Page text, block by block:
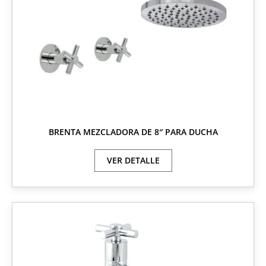
BRENTA MEZCLADORA DE 8″ PARA DUCHA
VER DETALLE